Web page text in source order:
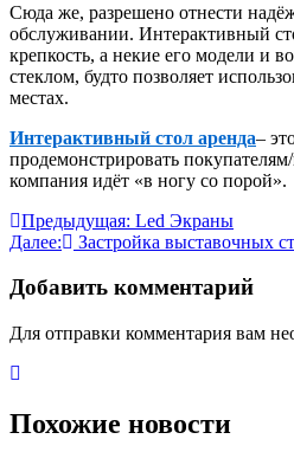
Сюда же, разрешено отнести
обслуживании. Интерактивный
крепкость, а некие его модели и
стеклом, будто позволяет
местах.
Интерактивный стол аренда–
продемонстрировать
компания идёт «в ногу со порой».
Навигация
по
записям
Предыдущая: Led Экраны
Далее:
Застройка выставочных
Добавить комментарий
Для отправки комментария вам
Похожие новости